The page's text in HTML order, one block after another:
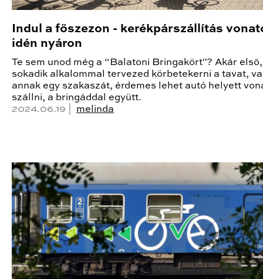
Indul a főszezon - kerékpárszállítás
idén nyáron
Te sem unod még a “Balatoni Bringakört"? Akár
sokadik alkalommal tervezed körbetekerni a tavat,
annak egy szakaszát, érdemes lehet autó helyett
szállni, a bringáddal együtt.
2024.06.19 | melinda